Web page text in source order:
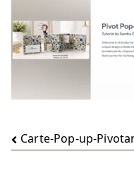
Navigation
Carte-Pop-up-